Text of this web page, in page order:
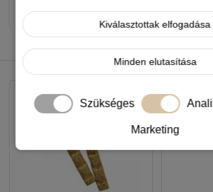
Kiválasztottak elfogadása
Minden elutasítása
Szükséges
Marketing
+ KOSÁRBA - +
NEKED